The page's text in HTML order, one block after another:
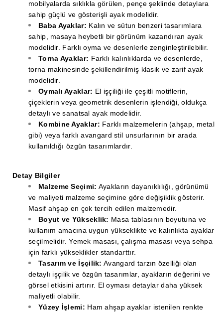
mobilyalarda sıklıkla görülen, pençe şeklinde detaylara
sahip güçlü ve gösterişli ayak modelidir.
Baba Ayaklar: Kalın ve sütun benzeri tasarımlara
sahip, masaya heybetli bir görünüm kazandıran ayak
modelidir. Farklı oyma ve desenlerle zenginleştirilebilir.
Torna Ayaklar: Farklı kalınlıklarda ve desenlerde,
torna makinesinde şekillendirilmiş klasik ve zarif ayak
modelidir.
Oymalı Ayaklar: El işçiliği ile çeşitli motiflerin,
çiçeklerin veya geometrik desenlerin işlendiği, oldukça
detaylı ve sanatsal ayak modelidir.
Kombine Ayaklar: Farklı malzemelerin (ahşap, metal
gibi) veya farklı avangard stil unsurlarının bir arada
kullanıldığı özgün tasarımlardır.
Detay Bilgiler
Malzeme Seçimi: Ayakların dayanıklılığı, görünümü
ve maliyeti malzeme seçimine göre değişiklik gösterir.
Masif ahşap en çok tercih edilen malzemedir.
Boyut ve Yükseklik: Masa tablasının boyutuna ve
kullanım amacına uygun yükseklikte ve kalınlıkta ayaklar
seçilmelidir. Yemek masası, çalışma masası veya sehpa
için farklı yükseklikler standarttır.
Tasarım ve İşçilik: Avangard tarzın özelliği olan
detaylı işçilik ve özgün tasarımlar, ayakların değerini ve
görsel etkisini artırır. El oyması detaylar daha yüksek
maliyetli olabilir.
Yüzey İşlemi: Ham ahşap ayaklar istenilen renkte